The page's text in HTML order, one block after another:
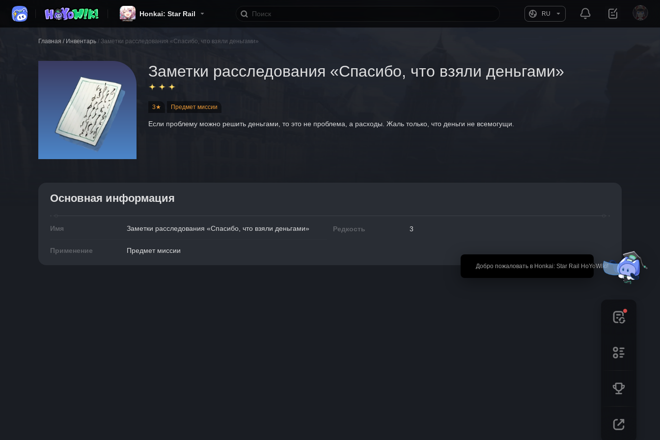
Honkai: Star Rail RU
🎉 Добро пожаловать в Honkai: Star Rail HoYoWiki!
Главная / Инвентарь / Заметки расследования «Спасибо, что взяли деньгами»
Заметки расследования «Спасибо, что взяли деньгами»
3★ Предмет миссии
Если проблему можно решить деньгами, то это не проблема, а расходы. Жаль только, что деньги не всемогущи.
Основная информация
Имя Заметки расследования «Спасибо, что взяли деньгами» Редкость 3
Применение Предмет миссии